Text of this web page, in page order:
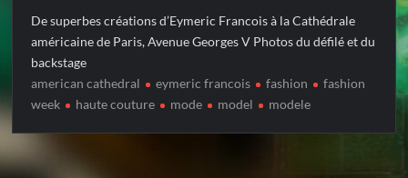
De superbes créations d’Eymeric Francois à la Cathédrale
américaine de Paris, Avenue Georges V Photos du défilé et du
backstage
american cathedral
eymeric francois fashion
fashion
week
haute couture mode model modele